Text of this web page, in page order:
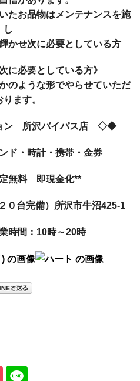
たお品物はメンテナンスを施
し
かせ次に必要としている方
に必要としている方》
のような形でやらせていただ
ます。
ョン 所沢バイパス店 ◇◆
ド・時計・携帯・金券
無料 即現金化**
０台完備） 所沢市牛沼425-1
時間：10時～20時